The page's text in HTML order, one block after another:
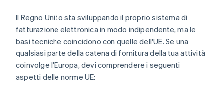
Il Regno Unito sta sviluppando il proprio sistema di
fatturazione elettronica in modo indipendente, ma le
basi tecniche coincidono con quelle dell'UE. Se una
qualsiasi parte della catena di fornitura della tua attività
coinvolge l'Europa, devi comprendere i seguenti
aspetti delle norme UE: